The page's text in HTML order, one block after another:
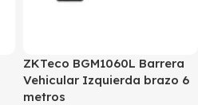
ZKTeco BGM1060L Barrera
Vehicular Izquierda brazo 6
metros